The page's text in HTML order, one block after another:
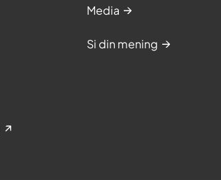
Media
Si din mening